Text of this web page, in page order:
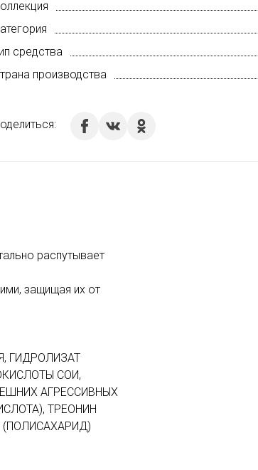
средства
производства
распутывает
защищая их от
ГИДРОЛИЗАТ
СОИ,
АГРЕССИВНЫХ
ТРЕОНИН